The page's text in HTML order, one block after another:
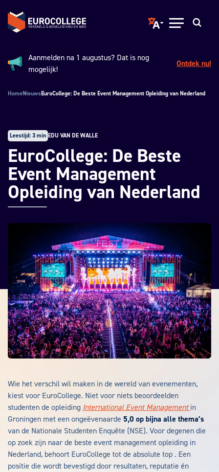
Spring naar hoofdinhoud
Terug naar de homepage
Translate page to
Open menu
Aankondiging:
Aanmelden na 1 augustus? Dat is nog
mogelijk!
Ontdek nu!
HomeNieuwsEuroCollege: De Beste Event Management Opleiding van Nederland
Leestijd: 3 min EDU VAN DE WALLE
EuroCollege: De Beste
Event Management
Opleiding van Nederland
Wie het verschil wil maken in de wereld van evenementen,
kiest voor EuroCollege. Niet voor niets beoordeelden
studenten de opleiding International Event Management in
Groningen met een ongeëvenaarde 5,0 op bijna alle thema’s
van de Nationale Studenten Enquête (NSE). Voor degenen die
op zoek zijn naar de beste event management opleiding in
Nederland, behoort EuroCollege tot de absolute top . Een
positie die wordt bevestigd door resultaten, reputatie én